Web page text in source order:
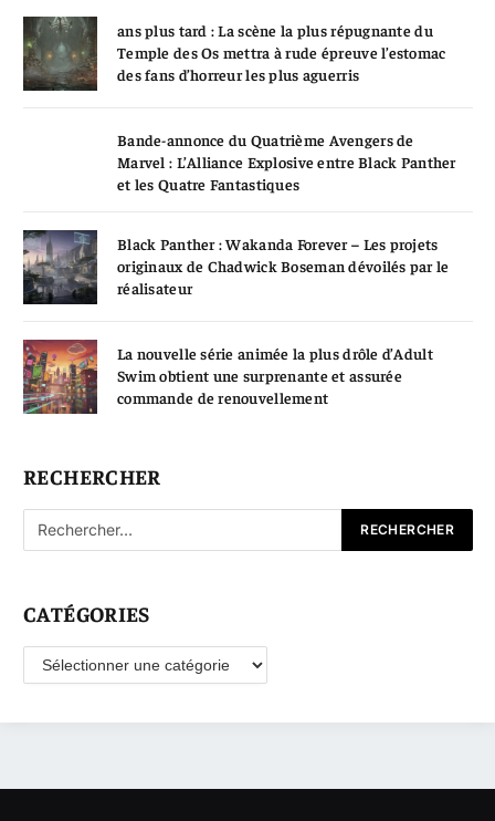
ans plus tard : La scène la plus répugnante du
Temple des Os mettra à rude épreuve l’estomac
des fans d’horreur les plus aguerris
Bande-annonce du Quatrième Avengers de
Marvel : L’Alliance Explosive entre Black Panther
et les Quatre Fantastiques
Black Panther : Wakanda Forever – Les projets
originaux de Chadwick Boseman dévoilés par le
réalisateur
La nouvelle série animée la plus drôle d’Adult
Swim obtient une surprenante et assurée
commande de renouvellement
RECHERCHER
CATÉGORIES
Catégories